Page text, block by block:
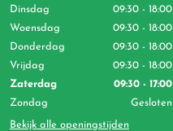
Dinsdag
09:30 - 18:00
Woensdag
09:30 - 18:00
Donderdag
09:30 - 18:00
Vrijdag
09:30 - 18:00
Zaterdag
09:30 - 17:00
Zondag
Gesloten
Bekijk alle openingstijden